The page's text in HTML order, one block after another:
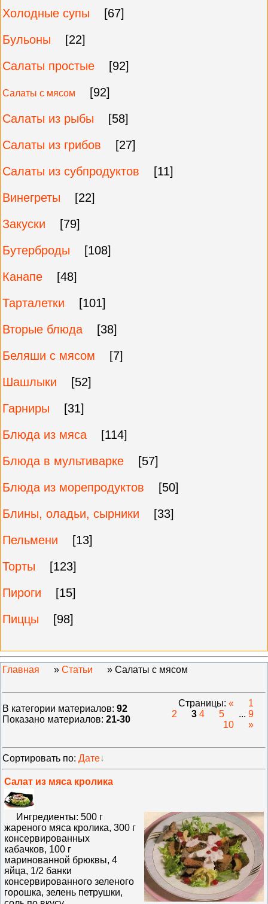
Холодные супы
[67]
Бульоны
[22]
Салаты простые
[92]
Салаты с мясом
[92]
Салаты из рыбы
[58]
Салаты из грибов
[27]
Салаты из субпродуктов
[11]
Винегреты
[22]
Закуски
[79]
Бутерброды
[108]
Канапе
[48]
Тарталетки
[101]
Вторые блюда
[38]
Беляши с мясом
[7]
Шашлыки
[52]
Гарниры
[31]
Блюда из мяса
[114]
Блюда в мультиварке
[57]
Блюда из морепродуктов
[50]
Блины, оладьи, сырники
[33]
Пельмени
[13]
Торты
[123]
Пироги
[15]
Пиццы
[98]
Главная » Статьи » Салаты с мясом
В категории материалов: 92
Показано материалов: 21-30
Страницы: «
1
2
3 4 5 ... 9
10
»
Сортировать по: Дате
Салат из мяса кролика
Ингредиенты: 500 г
жареного мяса кролика, 300 г
консервированных
кабачков, 100 г
маринованной брюквы, 4
яйца, 1/2 банки
консервированного зеленого
горошка, зелень петрушки,